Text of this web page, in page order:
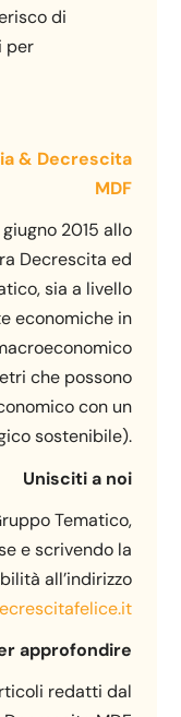
di
per
& Decrescita
MDF
2015 allo
Decrescita ed
sia a livello
economiche in
che possono
con un
sostenibile).
Unisciti a noi
Tematico,
e scrivendo la
all’indirizzo
approfondire
redatti dal